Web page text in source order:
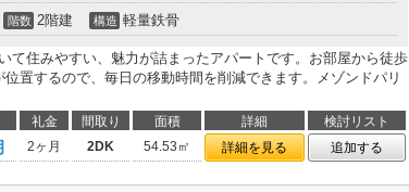
階数 2階建 構造 軽量鉄骨
て住みやすい、魅力が詰まったアパートです。お部屋から徒歩
位置するので、毎日の移動時間を削減できます。メゾンドパリ
礼金 間取り 面積 詳細
検討リスト
2ヶ月 2DK 54.53㎡ 詳細を見る 追加する